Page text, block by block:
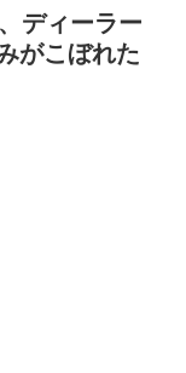
ディーラー
がこぼれた